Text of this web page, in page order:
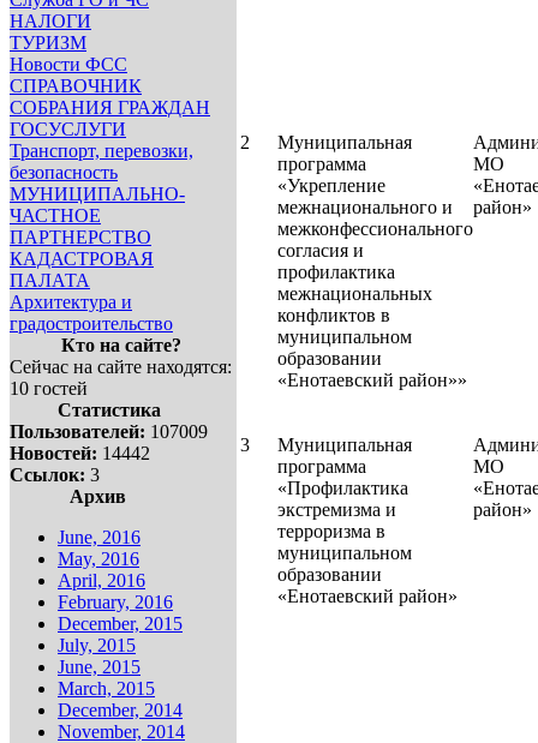
НАЛОГИ
ТУРИЗМ
Новости ФСС
СПРАВОЧНИК
СОБРАНИЯ ГРАЖДАН
ГОСУСЛУГИ
Транспорт, перевозки,
безопасность
МУНИЦИПАЛЬНО-
ЧАСТНОЕ
ПАРТНЕРСТВО
КАДАСТРОВАЯ
ПАЛАТА
Архитектура и
градостроительство
Кто на сайте?
Сейчас на сайте находятся:
10 гостей
Статистика
Пользователей: 107009
Новостей: 14442
Ссылок: 3
Архив
June, 2016
May, 2016
April, 2016
February, 2016
December, 2015
July, 2015
June, 2015
March, 2015
December, 2014
November, 2014
2
Муниципальная
программа
«Укрепление
межнационального и
межконфессионального
согласия и
профилактика
межнациональных
конфликтов в
муниципальном
образовании
«Енотаевский район»»
МО
район»
3
Муниципальная
программа
«Профилактика
экстремизма и
терроризма в
муниципальном
образовании
«Енотаевский район»
МО